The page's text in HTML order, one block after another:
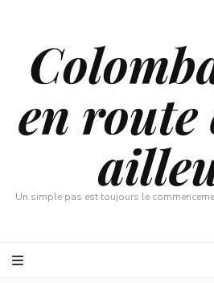
en
Un simple pas est toujours le